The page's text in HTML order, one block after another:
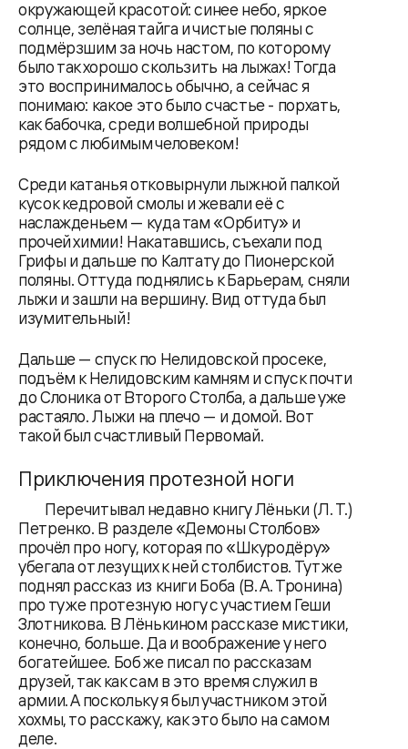
окружающей красотой: синее небо, яркое
солнце, зелёная тайга и чистые поляны с
подмёрзшим за ночь настом, по которому
было так хорошо скользить на лыжах! Тогда
это воспринималось обычно, а сейчас я
понимаю: какое это было счастье - порхать,
как бабочка, среди волшебной природы
рядом с любимым человеком!
Среди катанья отковырнули лыжной палкой
кусок кедровой смолы и жевали её с
наслажденьем — куда там «Орбиту» и
прочей химии! Накатавшись, съехали под
Грифы и дальше по Калтату до Пионерской
поляны. Оттуда поднялись к Барьерам, сняли
лыжи и зашли на вершину. Вид оттуда был
изумительный!
Дальше — спуск по Нелидовской просеке,
подъём к Нелидовским камням и спуск почти
до Слоника от Второго Столба, а дальше уже
растаяло. Лыжи на плечо — и домой. Вот
такой был счастливый Первомай.
Приключения протезной ноги
Перечитывал недавно книгу Лёньки (Л. Т.)
Петренко. В разделе «Демоны Столбов»
прочёл про ногу, которая по «Шкуродёру»
убегала от лезущих к ней столбистов. Тут же
поднял рассказ из книги Боба (В. А. Тронина)
про ту же протезную ногу с участием Геши
Злотникова. В Лёнькином рассказе мистики,
конечно, больше. Да и воображение у него
богатейшее. Боб же писал по рассказам
друзей, так как сам в это время служил в
армии. А поскольку я был участником этой
хохмы, то расскажу, как это было на самом
деле.